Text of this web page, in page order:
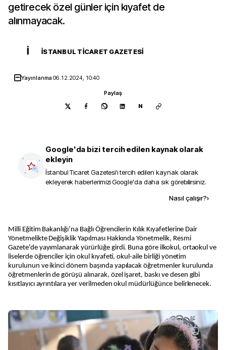
getirecek özel günler için kıyafet de
alınmayacak.
İ İSTANBUL TICARET GAZETESI
Yayınlanma06.12.2024, 10:40
Paylaş
N
Google'da bizi tercih edilen kaynak olarak
ekleyin
İstanbul Ticaret Gazetesi'i tercih edilen kaynak olarak
ekleyerek haberlerimizi Google'da daha sık görebilirsiniz.
Nasıl çalışır?›
Milli Eğitim Bakanlığı’na Bağlı Öğrencilerin Kılık Kıyafetlerine Dair
Yönetmelikte Değişiklik Yapılması Hakkında Yönetmelik, Resmi
Gazete'de yayımlanarak yürürlüğe girdi. Buna göre ilkokul, ortaokul ve
liselerde öğrenciler için okul kıyafeti, okul-aile birliği yönetim
kurulunun ve ikinci dönem başında yapılacak öğretmenler kurulunda
öğretmenlerin de görüşü alınarak, özel işaret, baskı ve desen gibi
kısıtlayıcı ayrıntılara yer verilmeden okul müdürlüğünce belirlenecek.